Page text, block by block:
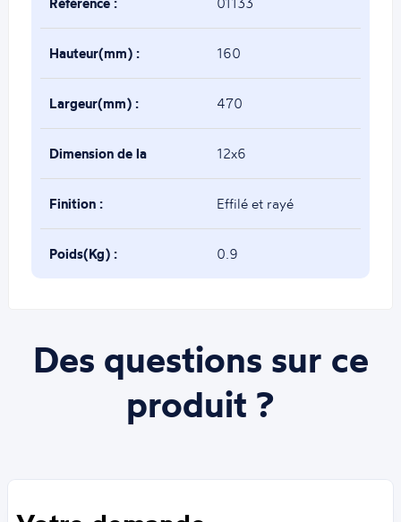
Hauteur(mm) : 160
Largeur(mm) : 470
Dimension de la
base(mm) :
12x6
Finition : Effilé et rayé
Poids(Kg) : 0.9
Des questions sur ce
produit ?